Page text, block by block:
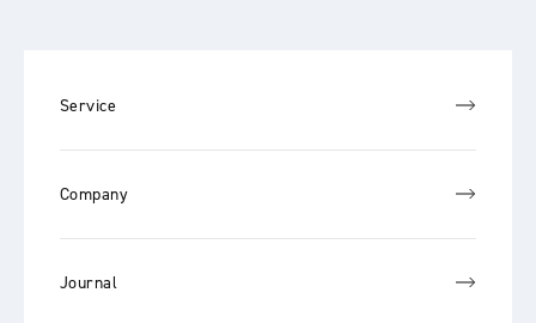
Service
Company
Journal